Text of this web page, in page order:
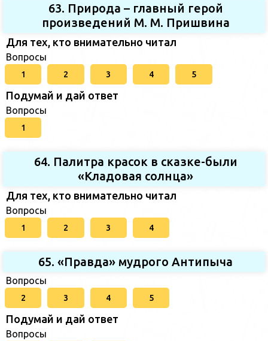
63. Природа – главный герой
произведений М. М. Пришвина
Для тех, кто внимательно читал
Вопросы
1 2 3 4 5
Подумай и дай ответ
Вопросы
1
64. Палитра красок в сказке-были
«Кладовая солнца»
Для тех, кто внимательно читал
Вопросы
1 2 3 4
65. «Правда» мудрого Антипыча
Вопросы
2 3 4 5
Подумай и дай ответ
Вопросы